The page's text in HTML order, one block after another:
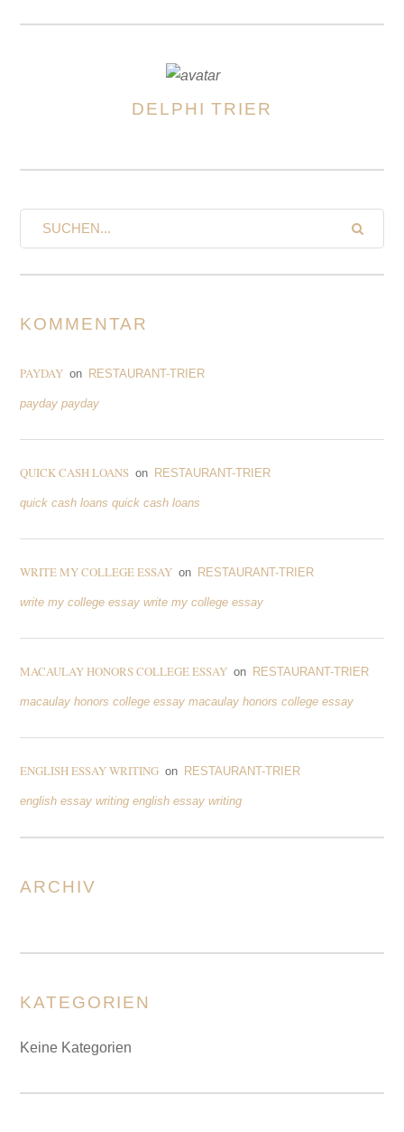
DELPHI TRIER
KOMMENTAR
PAYDAY on RESTAURANT-TRIER
payday payday
QUICK CASH LOANS on RESTAURANT-TRIER
quick cash loans quick cash loans
WRITE MY COLLEGE ESSAY on RESTAURANT-TRIER
write my college essay write my college essay
MACAULAY HONORS COLLEGE ESSAY on RESTAURANT-TRIER
macaulay honors college essay macaulay honors college essay
ENGLISH ESSAY WRITING on RESTAURANT-TRIER
english essay writing english essay writing
ARCHIV
KATEGORIEN
Keine Kategorien